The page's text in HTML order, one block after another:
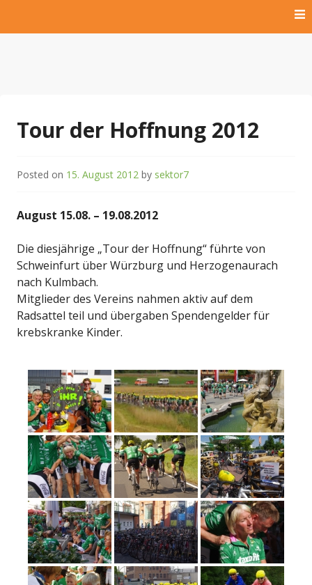
e.V.
Tour der Hoffnung 2012
Posted on 15. August 2012 by sektor7
August 15.08. – 19.08.2012
Die diesjährige „Tour der Hoffnung“ führte von
Schweinfurt über Würzburg und Herzogenaurach
nach Kulmbach.
Mitglieder des Vereins nahmen aktiv auf dem
Radsattel teil und übergaben Spendengelder für
krebskranke Kinder.